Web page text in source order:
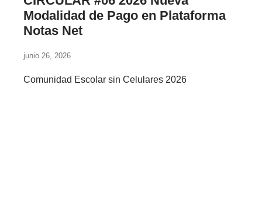
Modalidad de Pago en Plataforma
Notas Net
junio 26, 2026
Comunidad Escolar sin Celulares 2026